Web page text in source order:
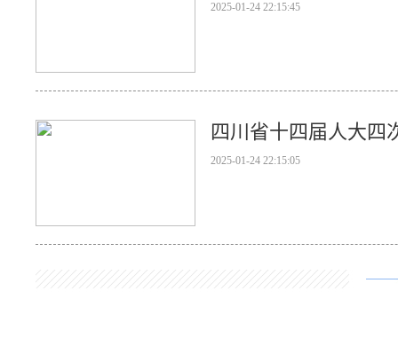
2025-01-24 22:15:45
四川省十四届人大四
2025-01-24 22:15:05